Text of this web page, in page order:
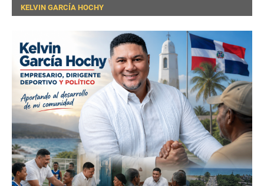
KELVIN GARCÍA HOCHY